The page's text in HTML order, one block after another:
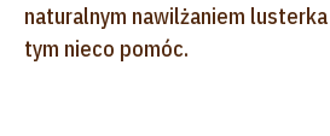
naturalnym nawilżaniem
tym nieco pomóc.